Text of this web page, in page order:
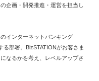
企画・開発推進・運営を担当し
インターネットバンキング
る部署。BizSTATIONがお客さま
なるかを考え、レベルアップさ